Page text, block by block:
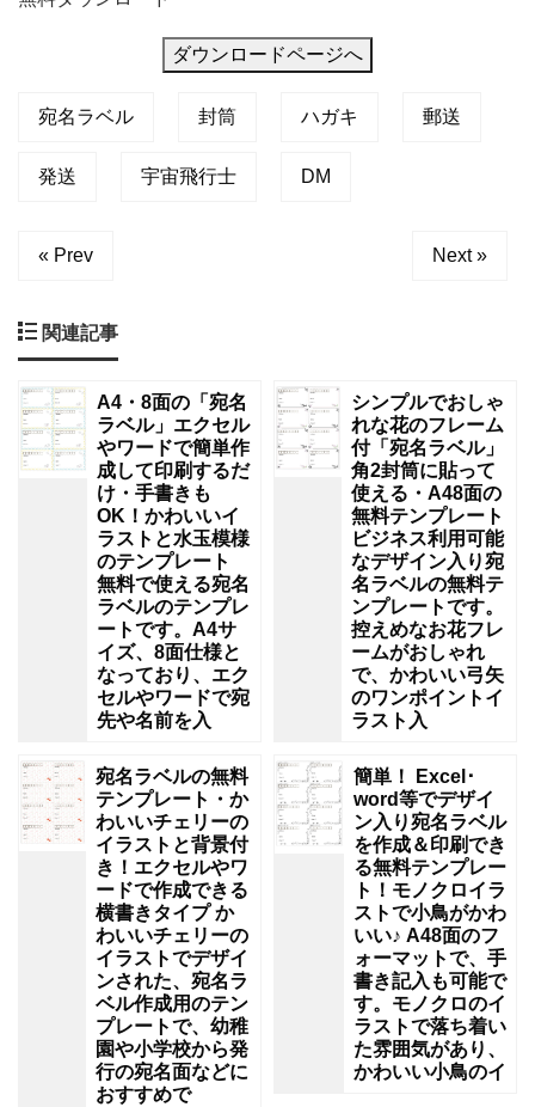
ダウンロードページへ
宛名ラベル 封筒 ハガキ 郵送
発送 宇宙飛行士 DM
« Prev Next »
関連記事
A4・8面の「宛名
ラベル」エクセル
やワードで簡単作
成して印刷するだ
け・手書きも
OK！かわいいイ
ラストと水玉模様
のテンプレート
無料で使える宛名
ラベルのテンプレ
ートです。A4サ
イズ、8面仕様と
なっており、エク
セルやワードで宛
先や名前を入
シンプルでおしゃ
れな花のフレーム
付「宛名ラベル」
角2封筒に貼って
使える・A48面の
無料テンプレート
ビジネス利用可能
なデザイン入り宛
名ラベルの無料テ
ンプレートです。
控えめなお花フレ
ームがおしゃれ
で、かわいい弓矢
のワンポイントイ
ラスト入
宛名ラベルの無料
テンプレート・か
わいいチェリーの
イラストと背景付
き！エクセルやワ
ードで作成できる
横書きタイプ か
わいいチェリーの
イラストでデザイ
ンされた、宛名ラ
ベル作成用のテン
プレートで、幼稚
園や小学校から発
行の宛名面などに
おすすめで
簡単！ Excel･
word等でデザイ
ン入り宛名ラベル
を作成＆印刷でき
る無料テンプレー
ト！モノクロイラ
ストで小鳥がかわ
いい♪ A48面のフ
ォーマットで、手
書き記入も可能で
す。モノクロのイ
ラストで落ち着い
た雰囲気があり、
かわいい小鳥のイ